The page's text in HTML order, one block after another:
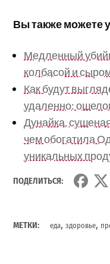
Вы также можете
Медленный
колбасой и
Как будут
удаленно:
Дунайка,
чем обогатила
уникальных
ПОДЕЛИТЬСЯ:
МЕТКИ: еда,здоровье,